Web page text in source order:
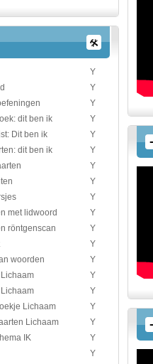
Y
Y
Y
dit ben ik
Y
Dit ben ik
Y
dit ben ik
Y
Y
Y
Y
met lidwoord
Y
röntgenscan
Y
Y
woorden
Y
Y
Y
Lichaam
Y
Lichaam
Y
IK
Y
Y